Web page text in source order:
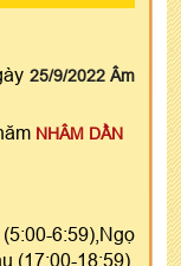
25/9/2022 Âm
NHÂM DẦN
6:59),Ngọ
(17:00-18:59)